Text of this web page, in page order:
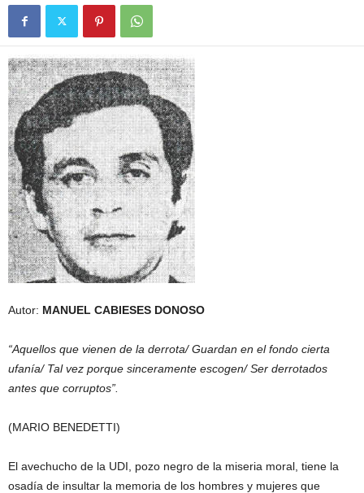
Autor: MANUEL CABIESES DONOSO
“Aquellos que vienen de la derrota/ Guardan en el fondo cierta
ufanía/ Tal vez porque sinceramente escogen/ Ser derrotados
antes que corruptos”.
(MARIO BENEDETTI)
El avechucho de la UDI, pozo negro de la miseria moral, tiene la
osadía de insultar la memoria de los hombres y mujeres que